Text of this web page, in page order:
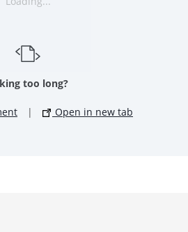
too long?
| Open in new tab